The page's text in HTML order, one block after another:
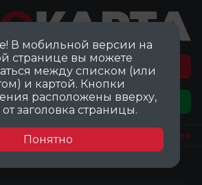
на карту локаций ©
локацию
Посмотреть на карте
локациям
В мобильной версии на
странице вы можете
между списком (или
и картой. Кнопки
расположены вверху,
заголовка страницы.
Понятно